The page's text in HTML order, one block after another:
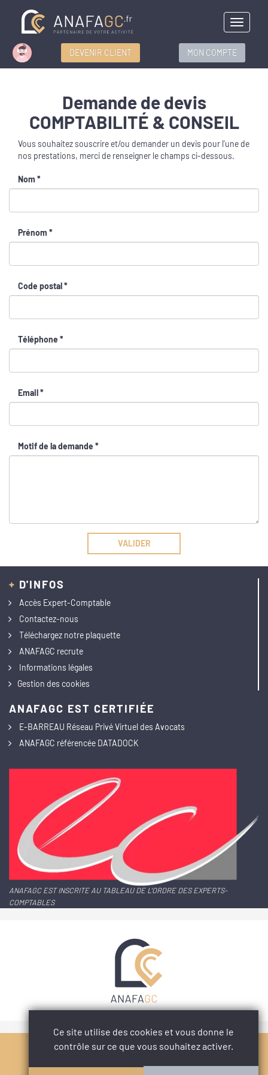
Menu
DEVENIR CLIENT MON COMPTE
Demande de devis
COMPTABILITÉ & CONSEIL
Vous souhaitez souscrire et/ou demander un devis pour l'une de
nos prestations, merci de renseigner le champs ci-dessous.
Nom *
Prénom *
Code postal *
Téléphone *
Email *
Motif de la demande *
+ D'INFOS
Accès Expert-Comptable
Contactez-nous
Téléchargez notre plaquette
ANAFAGC recrute
Informations légales
Gestion des cookies
ANAFAGC EST CERTIFIÉE
E-BARREAU Réseau Privé Virtuel des Avocats
ANAFAGC référencée DATADOCK
ANAFAGC EST INSCRITE AU TABLEAU DE L'ORDRE DES EXPERTS-
COMPTABLES
PARTAGER
Ce site utilise des cookies et vous donne le
contrôle sur ce que vous souhaitez activer.